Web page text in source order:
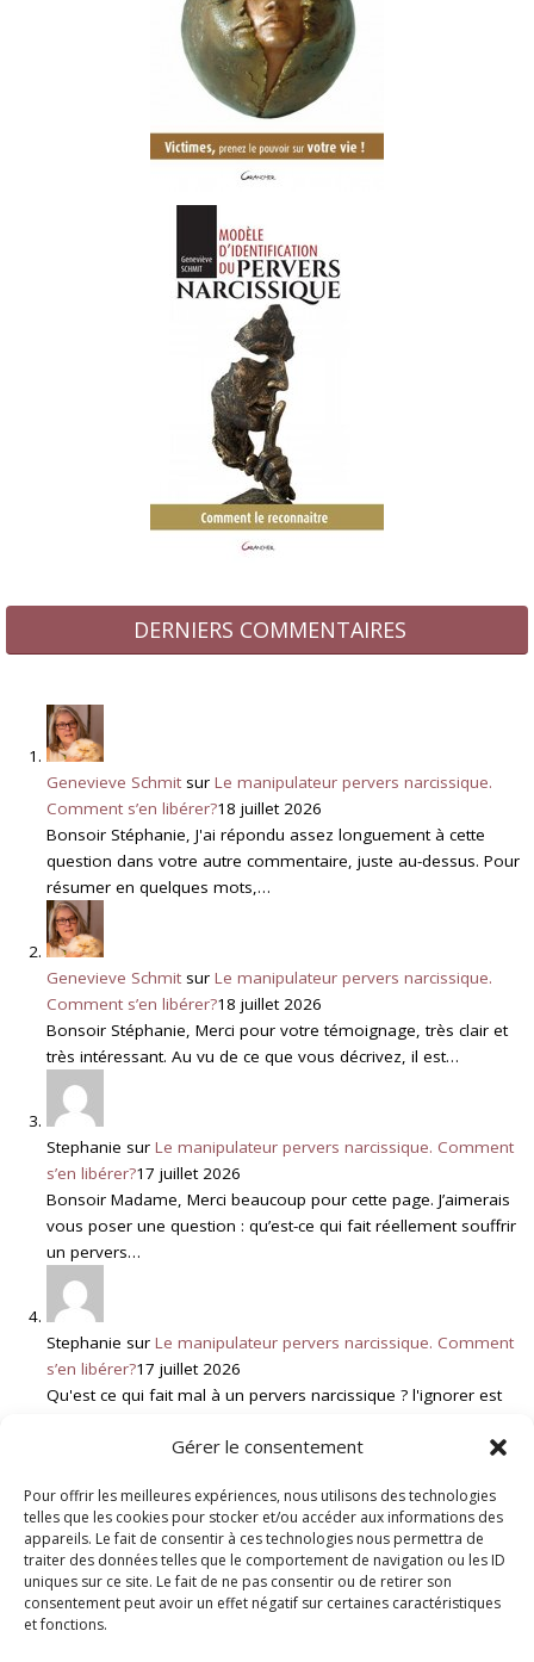
Gérer le consentement
Pour offrir les meilleures expériences, nous utilisons des technologies
telles que les cookies pour stocker et/ou accéder aux informations des
appareils. Le fait de consentir à ces technologies nous permettra de
traiter des données telles que le comportement de navigation ou les ID
uniques sur ce site. Le fait de ne pas consentir ou de retirer son
consentement peut avoir un effet négatif sur certaines caractéristiques
et fonctions.
DERNIERS COMMENTAIRES
Genevieve Schmitsur Le manipulateur pervers narcissique.
Comment s’en libérer?18 juillet 2026
Bonsoir Stéphanie, J'ai répondu assez longuement à cette
question dans votre autre commentaire, juste au-dessus. Pour
résumer en quelques mots,…
Genevieve Schmitsur Le manipulateur pervers narcissique.
Comment s’en libérer?18 juillet 2026
Bonsoir Stéphanie, Merci pour votre témoignage, très clair et
très intéressant. Au vu de ce que vous décrivez, il est…
Stephanie sur Le manipulateur pervers narcissique. Comment
s’en libérer?17 juillet 2026
Bonsoir Madame, Merci beaucoup pour cette page. J’aimerais
vous poser une question : qu’est-ce qui fait réellement souffrir
un pervers…
Stephanie sur Le manipulateur pervers narcissique. Comment
s’en libérer?17 juillet 2026
Qu'est ce qui fait mal à un pervers narcissique ? l'ignorer est
Genevieve SchmitsurDeuil Blanc : Rupture et Résilience6 juillet
2026
Bonjour, Votre message fait écho à une situation que je
rencontre malheureusement assez souvent. Lorsqu'un enfant
adulte rompt brutalement le…